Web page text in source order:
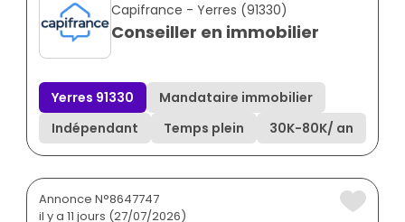
Capifrance - Yerres (91330)
Conseiller en immobilier
Yerres 91330
Mandataire immobilier
Indépendant
Temps plein 30K-80K/ an
Annonce N°8647747
il y a 11 jours (27/07/2026)